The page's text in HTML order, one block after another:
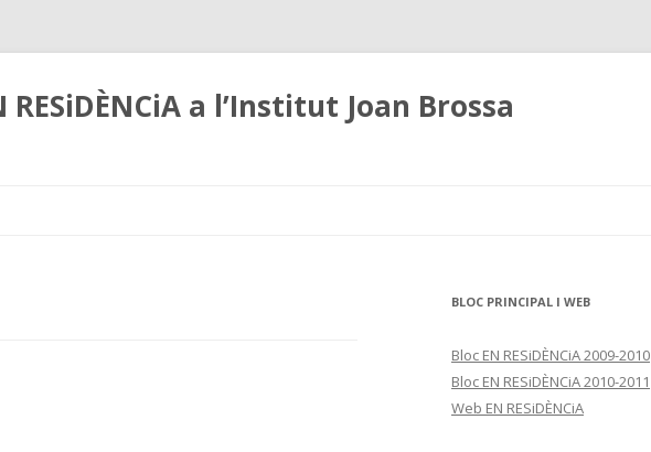
a l’Institut Joan Brossa
BLOC PRINCIPAL I WEB
Bloc EN RESiDÈNCiA 2009-2010
Bloc EN RESiDÈNCiA 2010-2011
Web EN RESiDÈNCiA